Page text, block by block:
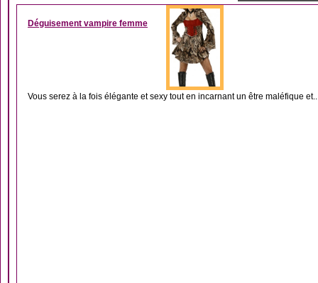
Déguisement vampire femme
Vous serez à la fois élégante et sexy tout en incarnant un être maléfique